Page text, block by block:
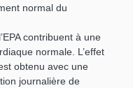
normal du
contribuent à une
normale. L’effet
obtenu avec une
journalière de